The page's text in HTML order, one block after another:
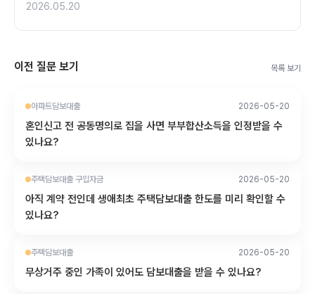
2026.05.20
이전 질문 보기 목록 보기
아파트담보대출 2026-05-20
혼인신고 전 공동명의로 집을 사면 부부합산소득을 인정받을 수
있나요?
주택담보대출 구입자금 2026-05-20
아직 계약 전인데 생애최초 주택담보대출 한도를 미리 확인할 수
있나요?
주택담보대출 2026-05-20
무상거주 중인 가족이 있어도 담보대출을 받을 수 있나요?